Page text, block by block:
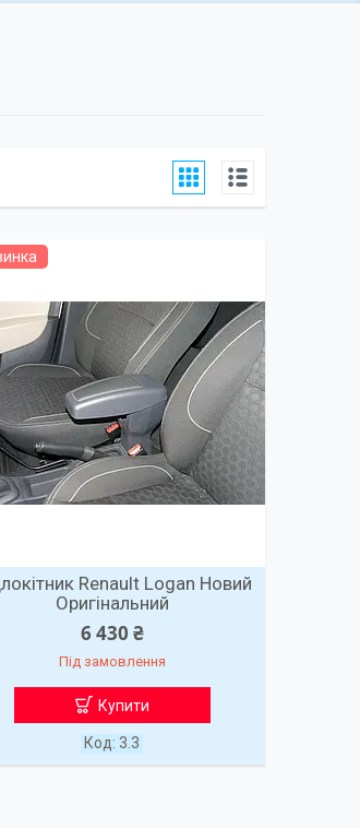
Renault Logan Новий
Оригінальний
6 430 ₴
Під замовлення
Купити
3.3